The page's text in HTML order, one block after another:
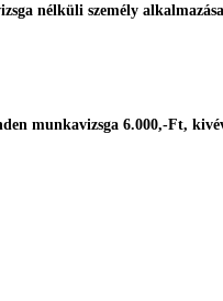
nélküli személy
munkavizsga 6.000,-Ft,